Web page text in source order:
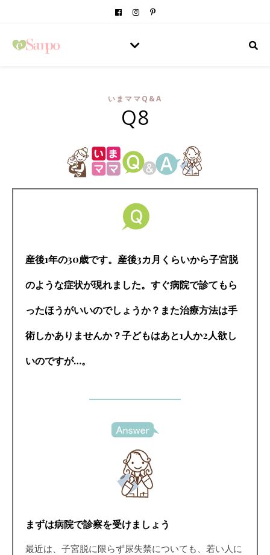
いまママQ&A
Q8
産後1年の30歳です。産後3カ月くらいから子宮脱
のような症状が現れました。すぐ病院で診てもら
ったほうがいいのでしょうか？また治療方法は手
術しかありませんか？子どもはあと1人か2人欲し
いのですが…。
まずは病院で診察を受けましょう
最近は、子宮脱に限らず尿失禁についても、若い人に